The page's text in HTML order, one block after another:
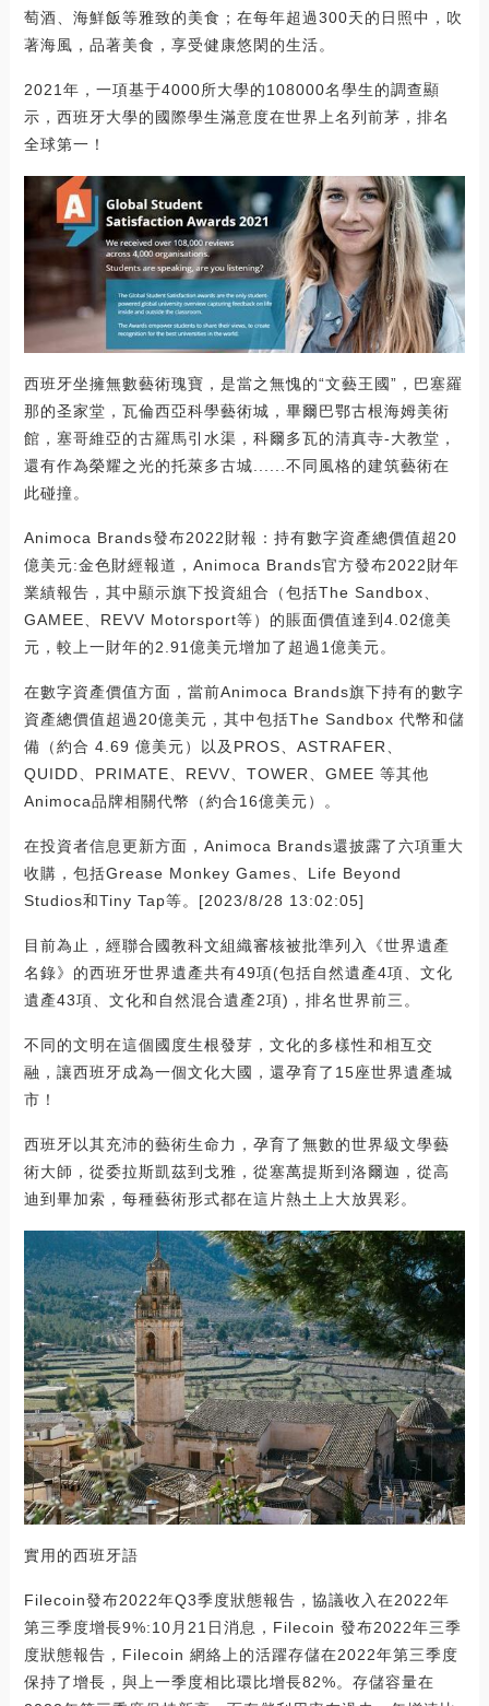
萄酒、海鮮飯等雅致的美食；在每年超過300天的日照中，吹
著海風，品著美食，享受健康悠閑的生活。
2021年，一項基于4000所大學的108000名學生的調查顯
示，西班牙大學的國際學生滿意度在世界上名列前茅，排名
全球第一！
西班牙坐擁無數藝術瑰寶，是當之無愧的“文藝王國”，巴塞羅
那的圣家堂，瓦倫西亞科學藝術城，畢爾巴鄂古根海姆美術
館，塞哥維亞的古羅馬引水渠，科爾多瓦的清真寺-大教堂，
還有作為榮耀之光的托萊多古城......不同風格的建筑藝術在
此碰撞。
Animoca Brands發布2022財報：持有數字資產總價值超20
億美元:金色財經報道，Animoca Brands官方發布2022財年
業績報告，其中顯示旗下投資組合（包括The Sandbox、
GAMEE、REVV Motorsport等）的賬面價值達到4.02億美
元，較上一財年的2.91億美元增加了超過1億美元。
在數字資產價值方面，當前Animoca Brands旗下持有的數字
資產總價值超過20億美元，其中包括The Sandbox 代幣和儲
備（約合 4.69 億美元）以及PROS、ASTRAFER、
QUIDD、PRIMATE、REVV、TOWER、GMEE 等其他
Animoca品牌相關代幣（約合16億美元）。
在投資者信息更新方面，Animoca Brands還披露了六項重大
收購，包括Grease Monkey Games、Life Beyond
Studios和Tiny Tap等。[2023/8/28 13:02:05]
目前為止，經聯合國教科文組織審核被批準列入《世界遺產
名錄》的西班牙世界遺產共有49項(包括自然遺產4項、文化
遺產43項、文化和自然混合遺產2項)，排名世界前三。
不同的文明在這個國度生根發芽，文化的多樣性和相互交
融，讓西班牙成為一個文化大國，還孕育了15座世界遺產城
市！
西班牙以其充沛的藝術生命力，孕育了無數的世界級文學藝
術大師，從委拉斯凱茲到戈雅，從塞萬提斯到洛爾迦，從高
迪到畢加索，每種藝術形式都在這片熱土上大放異彩。
實用的西班牙語
Filecoin發布2022年Q3季度狀態報告，協議收入在2022年
第三季度增長9%:10月21日消息，Filecoin 發布2022年三季
度狀態報告，Filecoin 網絡上的活躍存儲在2022年第三季度
保持了增長，與上一季度相比環比增長82%。存儲容量在